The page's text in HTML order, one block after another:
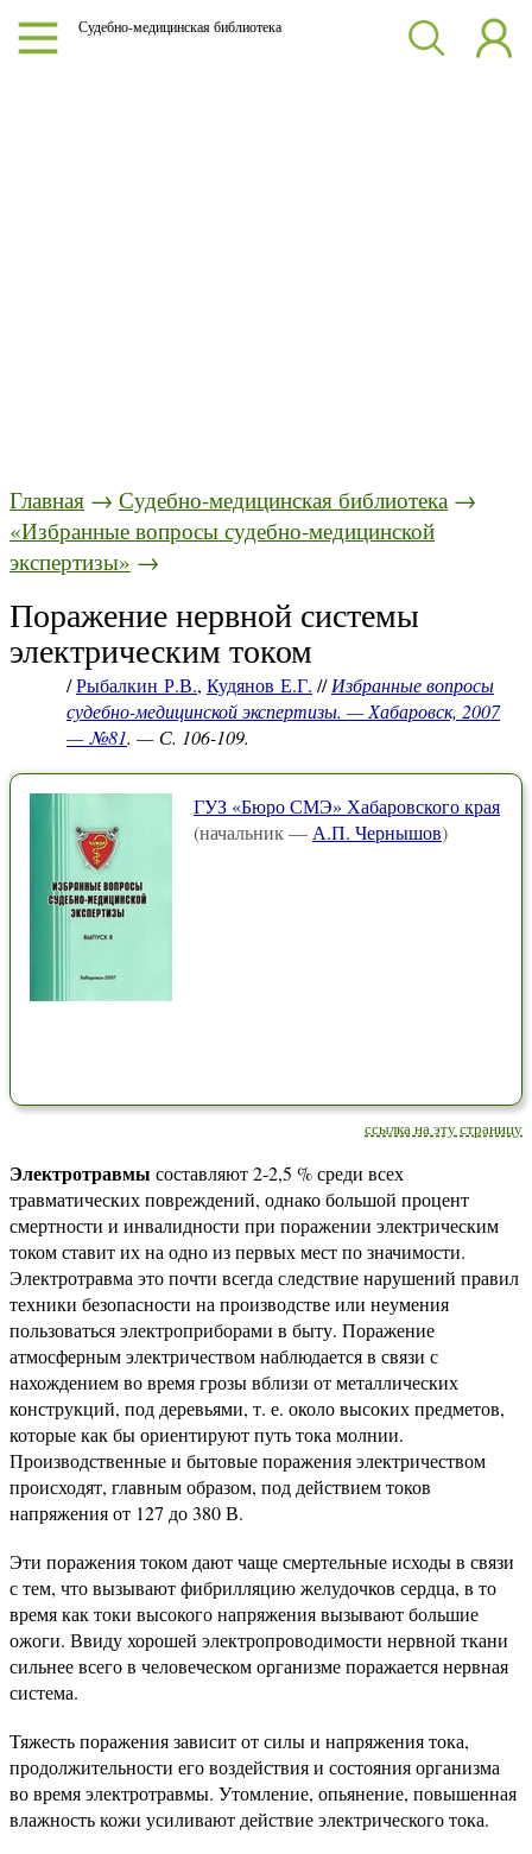
Судебно-медицинская библиотека
Главная → Судебно-медицинская библиотека →
«Избранные вопросы судебно-медицинской
экспертизы» →
Поражение нервной системы
электрическим током
/Рыбалкин Р.В., Кудянов Е.Г. //Избранные вопросы
судебно-медицинской экспертизы. — Хабаровск, 2007
— №81. — С. 106-109.
ГУЗ «Бюро СМЭ» Хабаровского края
(начальник — А.П. Чернышов)
ссылка на эту страницу
Электротравмы составляют 2-2,5 % среди всех
травматических повреждений, однако большой процент
смертности и инвалидности при поражении электрическим
током ставит их на одно из первых мест по значимости.
Электротравма это почти всегда следствие нарушений правил
техники безопасности на производстве или неумения
пользоваться электроприборами в быту. Поражение
атмосферным электричеством наблюдается в связи с
нахождением во время грозы вблизи от металлических
конструкций, под деревьями, т. е. около высоких предметов,
которые как бы ориентируют путь тока молнии.
Производственные и бытовые поражения электричеством
происходят, главным образом, под действием токов
напряжения от 127 до 380 В.
Эти поражения током дают чаще смертельные исходы в связи
с тем, что вызывают фибрилляцию желудочков сердца, в то
время как токи высокого напряжения вызывают большие
ожоги. Ввиду хорошей электропроводимости нервной ткани
сильнее всего в человеческом организме поражается нервная
система.
Тяжесть поражения зависит от силы и напряжения тока,
продолжительности его воздействия и состояния организма
во время электротравмы. Утомление, опьянение, повышенная
влажность кожи усиливают действие электрического тока.